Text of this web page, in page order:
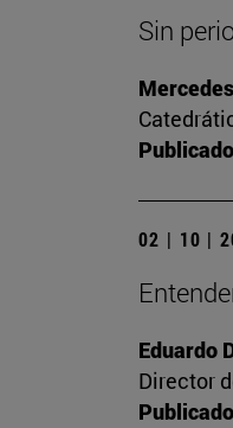
Sin
02 | 10 |
Eduardo
Director